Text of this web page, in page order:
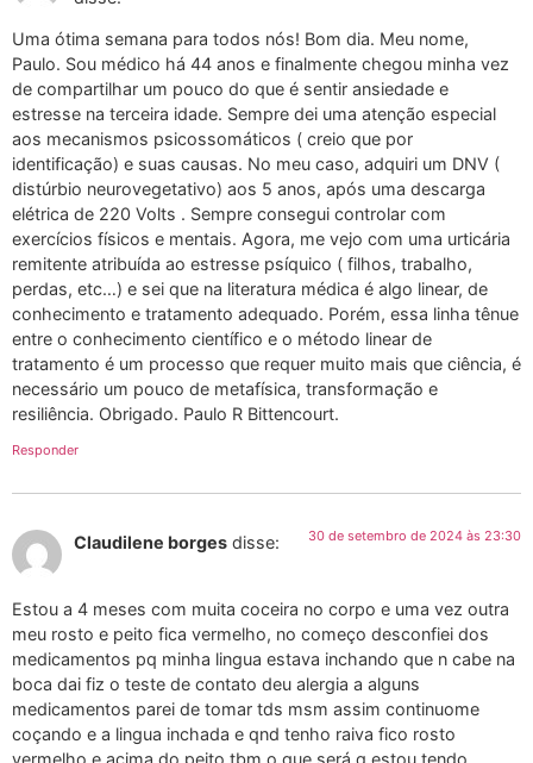
Uma ótima semana para todos nós! Bom dia. Meu nome,
Paulo. Sou médico há 44 anos e finalmente chegou minha vez
de compartilhar um pouco do que é sentir ansiedade e
estresse na terceira idade. Sempre dei uma atenção especial
aos mecanismos psicossomáticos ( creio que por
identificação) e suas causas. No meu caso, adquiri um DNV (
distúrbio neurovegetativo) aos 5 anos, após uma descarga
elétrica de 220 Volts . Sempre consegui controlar com
exercícios físicos e mentais. Agora, me vejo com uma urticária
remitente atribuída ao estresse psíquico ( filhos, trabalho,
perdas, etc…) e sei que na literatura médica é algo linear, de
conhecimento e tratamento adequado. Porém, essa linha tênue
entre o conhecimento científico e o método linear de
tratamento é um processo que requer muito mais que ciência, é
necessário um pouco de metafísica, transformação e
resiliência. Obrigado. Paulo R Bittencourt.
Responder
Claudilene borges disse: 30 de setembro de 2024 às 23:30
Estou a 4 meses com muita coceira no corpo e uma vez outra
meu rosto e peito fica vermelho, no começo desconfiei dos
medicamentos pq minha lingua estava inchando que n cabe na
boca dai fiz o teste de contato deu alergia a alguns
medicamentos parei de tomar tds msm assim continuome
coçando e a lingua inchada e qnd tenho raiva fico rosto
vermelho e acima do peito tbm o que será q estou tendo